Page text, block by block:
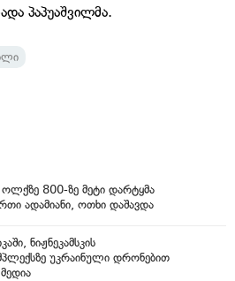
პაპუაშვილმა.
800-ზე მეტი დარტყმა
ადამიანი, ოთხი დაშავდა
ნიჟნეკამსკის
უკრაინული დრონებით